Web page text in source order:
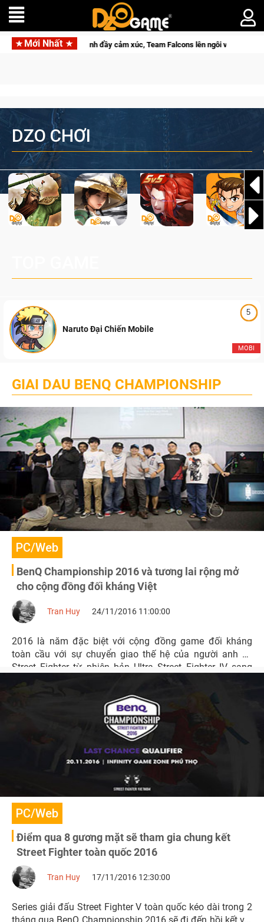
Mới Nhất
lại với hành trình đầy cảm xúc, Team Falcons lên ngôi vô địch
DZO CHƠI
5
MOBI
Naruto Đại Chiến Mobile
GIAI DAU BENQ CHAMPIONSHIP
PC/Web
BenQ Championship 2016 và tương lai rộng mở
cho cộng đồng đối kháng Việt
Tran Huy 24/11/2016 11:00:00
2016 là năm đặc biệt với cộng đồng game đối kháng
toàn cầu với sự chuyển giao thế hệ của người anh cả
Street Fighter từ phiên bản Ultra Street Fighter IV sang
để thích nghi với thay đổi này, cộng đồng Street Fighter
Việt cũng không nằm ngoài xu thế đó.
PC/Web
Điểm qua 8 gương mặt sẽ tham gia chung kết
Street Fighter toàn quốc 2016
Tran Huy 17/11/2016 12:30:00
Series giải đấu Street Fighter V toàn quốc kéo dài trong 2